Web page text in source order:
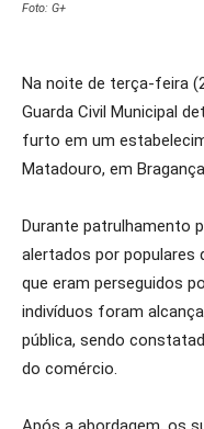
Foto: G+
Na noite de terça-feira
Guarda Civil Municipal
furto em um
Matadouro, em
Durante patrulhamento
alertados por populares
que eram perseguidos
indivíduos foram
pública, sendo
do comércio.